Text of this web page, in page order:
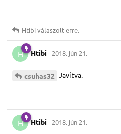
Htibiválaszolt erre.
H Htibi 2018. jún 21.
csuhas32 Javítva.
H Htibi 2018. jún 21.